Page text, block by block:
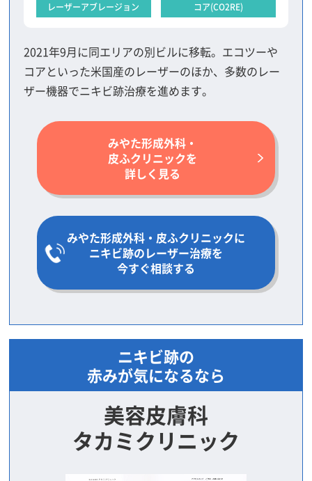
レーザーアブレージョン コア(CO2RE)
2021年9月に同エリアの別ビルに移転。エコツーや
コアといった米国産のレーザーのほか、多数のレー
ザー機器でニキビ跡治療を進めます。
みやた形成外科・
皮ふクリニックを
詳しく見る
みやた形成外科・皮ふクリニックに
ニキビ跡のレーザー治療を
今すぐ相談する
ニキビ跡の
赤みが気になるなら
美容皮膚科
タカミクリニック